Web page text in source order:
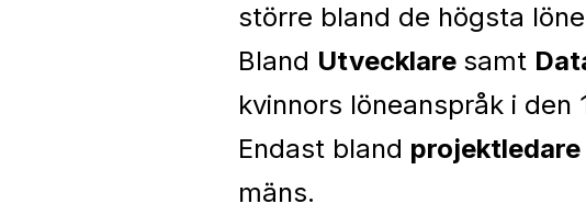
större bland de högsta
Bland Utvecklare samt
kvinnors löneanspråk i den
Endast bland projektledare
mäns.